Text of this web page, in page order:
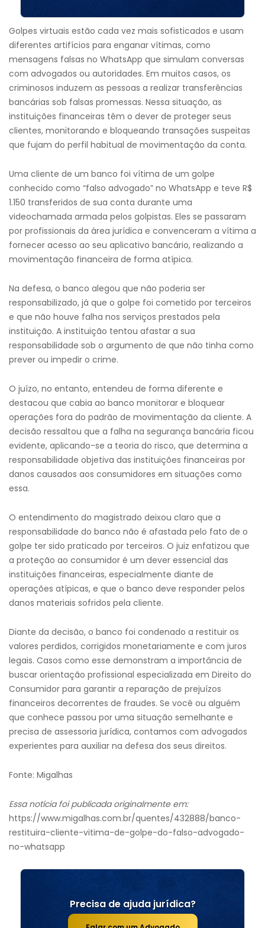
Golpes virtuais estão cada vez mais sofisticados e usam
diferentes artifícios para enganar vítimas, como
mensagens falsas no WhatsApp que simulam conversas
com advogados ou autoridades. Em muitos casos, os
criminosos induzem as pessoas a realizar transferências
bancárias sob falsas promessas. Nessa situação, as
instituições financeiras têm o dever de proteger seus
clientes, monitorando e bloqueando transações suspeitas
que fujam do perfil habitual de movimentação da conta.
Uma cliente de um banco foi vítima de um golpe
conhecido como “falso advogado” no WhatsApp e teve R$
1.150 transferidos de sua conta durante uma
videochamada armada pelos golpistas. Eles se passaram
por profissionais da área jurídica e convenceram a vítima a
fornecer acesso ao seu aplicativo bancário, realizando a
movimentação financeira de forma atípica.
Na defesa, o banco alegou que não poderia ser
responsabilizado, já que o golpe foi cometido por terceiros
e que não houve falha nos serviços prestados pela
instituição. A instituição tentou afastar a sua
responsabilidade sob o argumento de que não tinha como
prever ou impedir o crime.
O juízo, no entanto, entendeu de forma diferente e
destacou que cabia ao banco monitorar e bloquear
operações fora do padrão de movimentação da cliente. A
decisão ressaltou que a falha na segurança bancária ficou
evidente, aplicando-se a teoria do risco, que determina a
responsabilidade objetiva das instituições financeiras por
danos causados aos consumidores em situações como
essa.
O entendimento do magistrado deixou claro que a
responsabilidade do banco não é afastada pelo fato de o
golpe ter sido praticado por terceiros. O juiz enfatizou que
a proteção ao consumidor é um dever essencial das
instituições financeiras, especialmente diante de
operações atípicas, e que o banco deve responder pelos
danos materiais sofridos pela cliente.
Diante da decisão, o banco foi condenado a restituir os
valores perdidos, corrigidos monetariamente e com juros
legais. Casos como esse demonstram a importância de
buscar orientação profissional especializada em Direito do
Consumidor para garantir a reparação de prejuízos
financeiros decorrentes de fraudes. Se você ou alguém
que conhece passou por uma situação semelhante e
precisa de assessoria jurídica, contamos com advogados
experientes para auxiliar na defesa dos seus direitos.
Fonte: Migalhas
Essa notícia foi publicada originalmente em:
https://www.migalhas.com.br/quentes/432888/banco-
restituira-cliente-vitima-de-golpe-do-falso-advogado-
no-whatsapp
Precisa de ajuda jurídica?